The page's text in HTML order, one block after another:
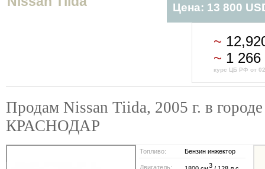
Цена: 13 800
~
~ 1
курс ЦБ РФ от
Продам Nissan Tiida, 2005 г. в городе
КРАСНОДАР
Топливо: Бензин инжектор
Двигатель: 3